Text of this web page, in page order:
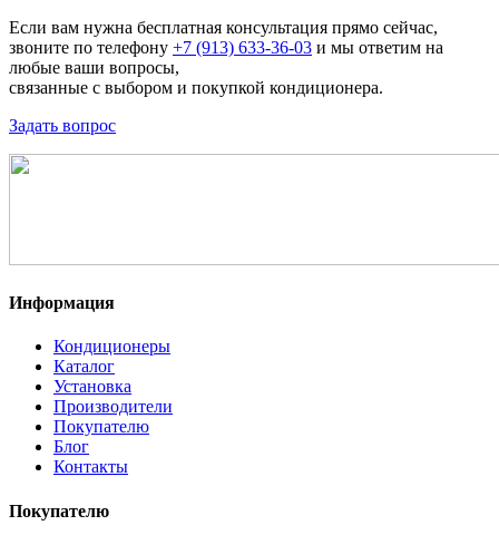
Если вам нужна бесплатная консультация прямо сейчас,
звоните по телефону +7 (913) 633-36-03 и мы ответим на
любые ваши вопросы,
связанные с выбором и покупкой кондиционера.
Задать вопрос
Информация
Кондиционеры
Каталог
Установка
Производители
Покупателю
Блог
Контакты
Покупателю